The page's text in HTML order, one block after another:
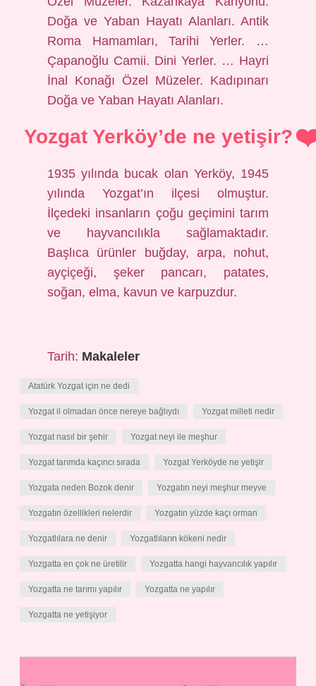
Doğa ve Yaban Hayatı Alanları. Antik
Roma Hamamları, Tarihi Yerler. …
Çapanoğlu Camii. Dini Yerler. … Hayri
İnal Konağı Özel Müzeler. Kadıpınarı
Doğa ve Yaban Hayatı Alanları.
Yozgat Yerköy’de ne yetişir?
1935 yılında bucak olan Yerköy, 1945
yılında Yozgat’ın ilçesi olmuştur.
İlçedeki insanların çoğu geçimini tarım
ve hayvancılıkla sağlamaktadır.
Başlıca ürünler buğday, arpa, nohut,
ayçiçeği, şeker pancarı, patates,
soğan, elma, kavun ve karpuzdur.
Tarih: Makaleler
Atatürk Yozgat için ne dedi
Yozgat il olmadan önce nereye bağlıydı Yozgat milleti nedir
Yozgat nasıl bir şehir Yozgat neyi ile meşhur
Yozgat tarımda kaçıncı sırada Yozgat Yerköyde ne yetişir
Yozgata neden Bozok denir Yozgatın neyi meşhur meyve
Yozgatın özellikleri nelerdir Yozgatın yüzde kaçı orman
Yozgatlılara ne denir Yozgatlıların kökeni nedir
Yozgatta en çok ne üretilir Yozgatta hangi hayvancılık yapılır
Yozgatta ne tarımı yapılır Yozgatta ne yapılır
Yozgatta ne yetişiyor